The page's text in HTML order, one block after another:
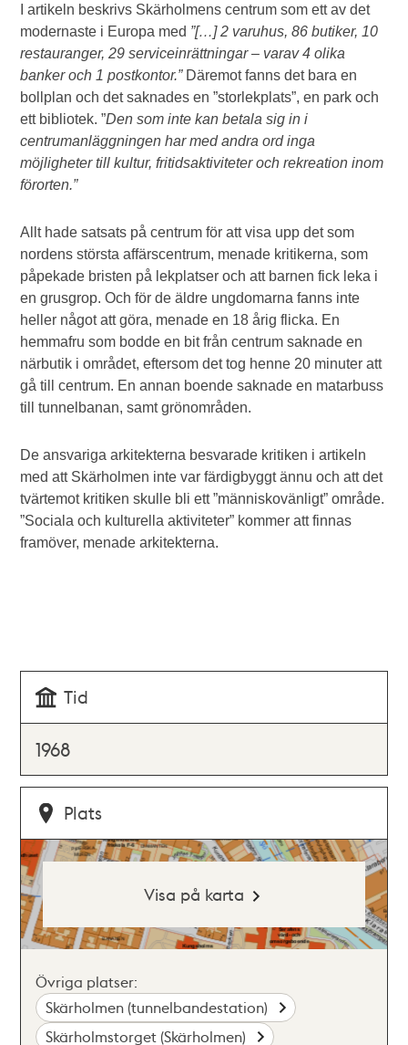
I artikeln beskrivs Skärholmens centrum som ett av det
modernaste i Europa med ”[…] 2 varuhus, 86 butiker, 10
restauranger, 29 serviceinrättningar – varav 4 olika
banker och 1 postkontor.” Däremot fanns det bara en
bollplan och det saknades en ”storlekplats”, en park och
ett bibliotek. ”Den som inte kan betala sig in i
centrumanläggningen har med andra ord inga
möjligheter till kultur, fritidsaktiviteter och rekreation inom
förorten.”
Allt hade satsats på centrum för att visa upp det som
nordens största affärscentrum, menade kritikerna, som
påpekade bristen på lekplatser och att barnen fick leka i
en grusgrop. Och för de äldre ungdomarna fanns inte
heller något att göra, menade en 18 årig flicka. En
hemmafru som bodde en bit från centrum saknade en
närbutik i området, eftersom det tog henne 20 minuter att
gå till centrum. En annan boende saknade en matarbuss
till tunnelbanan, samt grönområden.
De ansvariga arkitekterna besvarade kritiken i artikeln
med att Skärholmen inte var färdigbyggt ännu och att det
tvärtemot kritiken skulle bli ett ”människovänligt” område.
”Sociala och kulturella aktiviteter” kommer att finnas
framöver, menade arkitekterna.
Tid
1968
Plats
Visa på karta
Övriga platser:
Skärholmen (tunnelbandestation)
Skärholmstorget (Skärholmen)